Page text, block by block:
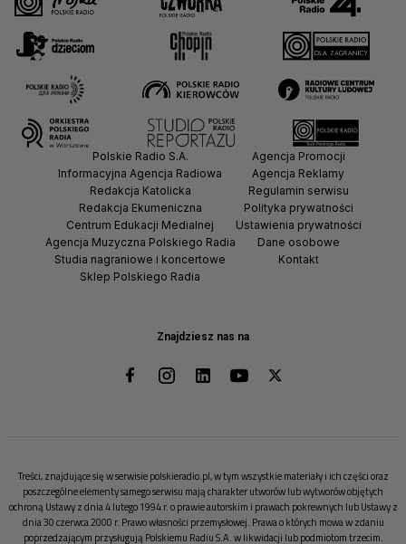
Znajdziesz nas na
Polskie Radio S.A.
Informacyjna Agencja Radiowa
Redakcja Katolicka
Redakcja Ekumeniczna
Centrum Edukacji Medialnej
Agencja Muzyczna Polskiego Radia
Studia nagraniowe i koncertowe
Sklep Polskiego Radia
Agencja Promocji
Agencja Reklamy
Regulamin serwisu
Polityka prywatności
Ustawienia prywatności
Dane osobowe
Kontakt
Treści, znajdujące się w serwisie polskieradio.pl, w tym wszystkie materiały i ich części oraz
poszczególne elementy samego serwisu mają charakter utworów lub wytworów objętych
ochroną Ustawy z dnia 4 lutego 1994 r. o prawie autorskim i prawach pokrewnych lub Ustawy z
dnia 30 czerwca 2000 r. Prawo własności przemysłowej. Prawa o których mowa w zdaniu
poprzedzającym przysługują Polskiemu Radiu S.A. w likwidacji lub podmiotom trzecim.